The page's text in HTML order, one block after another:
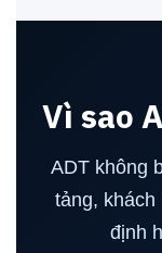
Vì sao
ADT không
tảng, khách
định